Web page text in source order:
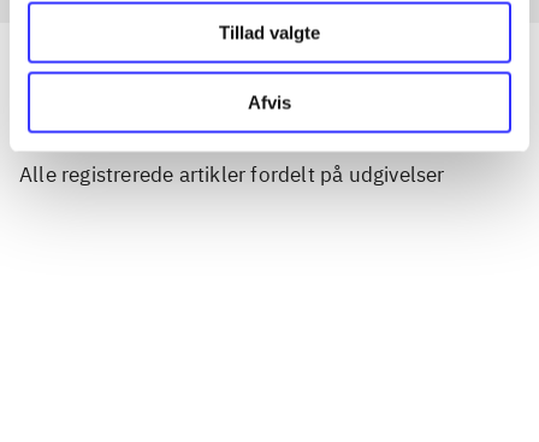
Tillad valgte
Afvis
Artikler
Alle registrerede artikler fordelt på udgivelser